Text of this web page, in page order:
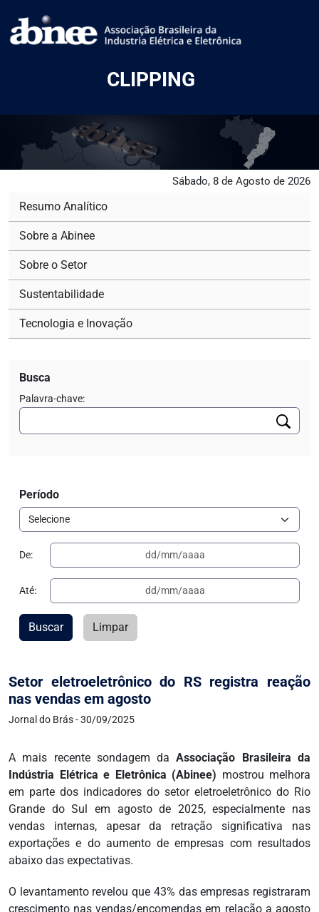
CLIPPING
Sábado, 8 de Agosto de 2026
Setor eletroeletrônico do RS registra reação
nas vendas em agosto
Jornal do Brás - 30/09/2025
A mais recente sondagem daAssociação Brasileira da
Indústria Elétrica e Eletrônica (Abinee) mostrou melhora
em parte dos indicadores do setor eletroeletrônico do Rio
Grande do Sul em agosto de 2025, especialmente nas
vendas internas, apesar da retração significativa nas
exportações e do aumento de empresas com resultados
abaixo das expectativas.
O levantamento revelou que 43% das empresas registraram
crescimento nas vendas/encomendas em relação a agosto
Resumo Analítico
Sobre a Abinee
Sobre o Setor
Sustentabilidade
Tecnologia e Inovação
Busca
Palavra-chave:
Período
De:
Até:
Buscar Limpar